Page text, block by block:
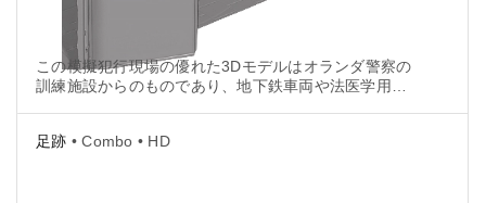
この模擬犯行現場の優れた3Dモデルはオランダ警察の
訓練施設からのものであり、地下鉄車両や法医学用マ
足跡 • Combo • HD